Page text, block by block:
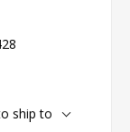
ship to